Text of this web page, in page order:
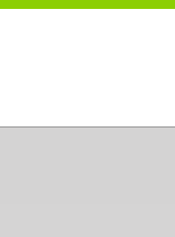
Direkt zum Inhalt